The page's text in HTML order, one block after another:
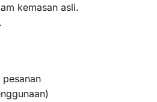
kemasan asli.